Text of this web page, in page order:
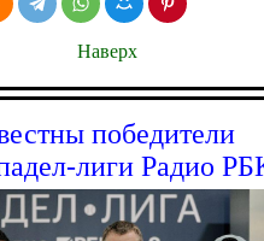
Наверх
победители
лиги Радио